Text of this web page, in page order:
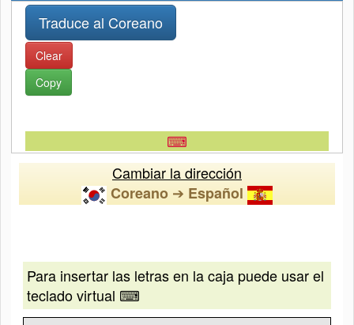
Clear
Copy
⌨
Cambiar la dirección
Coreano ➔ Español
Para insertar las letras en la caja puede usar el
teclado virtual ⌨